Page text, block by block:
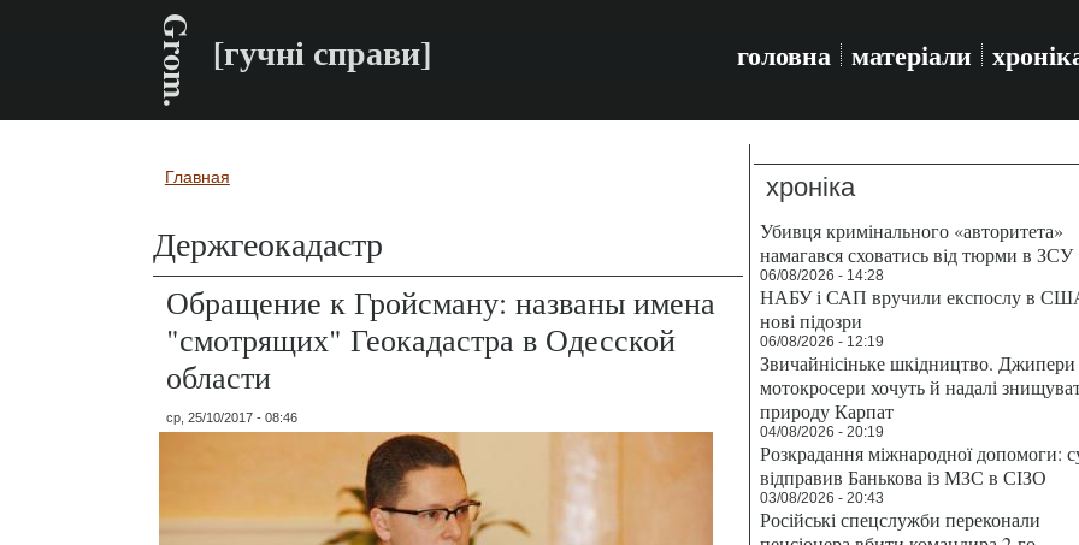
Grom. [гучні справи] головна матеріали
Вы здесь
Главная
Держгеокадастр
Обращение к Гройсману: названы имена
"смотрящих" Геокадастра в Одесской
области
ср, 25/10/2017 - 08:46
хроніка
Убивця кримінального «авторитета»
намагався сховатись від тюрми в ЗСУ
06/08/2026 - 14:28
НАБУ і САП вручили експослу в
нові підозри
06/08/2026 - 12:19
Звичайнісіньке шкідництво. Джипери
мотокросери хочуть й надалі
природу Карпат
04/08/2026 - 20:19
Розкрадання міжнародної допомоги:
відправив Банькова із МЗС в СІЗО
03/08/2026 - 20:43
Російські спецслужби переконали